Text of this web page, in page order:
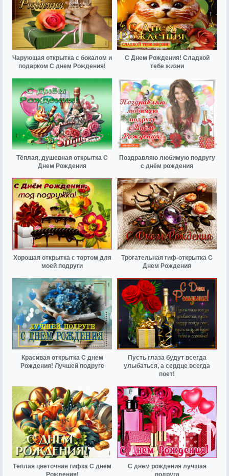
Чарующая открытка с бокалом и
подарком С днем Рождения!
С Днем Рождения! Сладкой
тебе жизни
Тёплая, душевная открытка С
Днем Рождения
Поздравляю любимую подругу
с днём рождения
Хорошая открытка с тортом для
моей подруги
Трогательная гиф-открытка С
Днем Рождения
Красивая открытка С днем
Рождения! Лучшей подруге
Пусть глаза будут всегда
улыбаться, а сердце всегда
поет!
Тёплая цветочная гифка С днем
Рождения!
С днём рождения лучшая
подруга